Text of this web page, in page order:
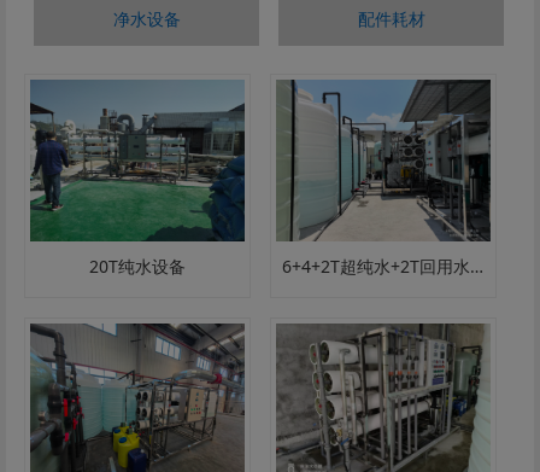
净水设备 配件耗材
20T纯水设备 6+4+2T超纯水+2T回用水设备